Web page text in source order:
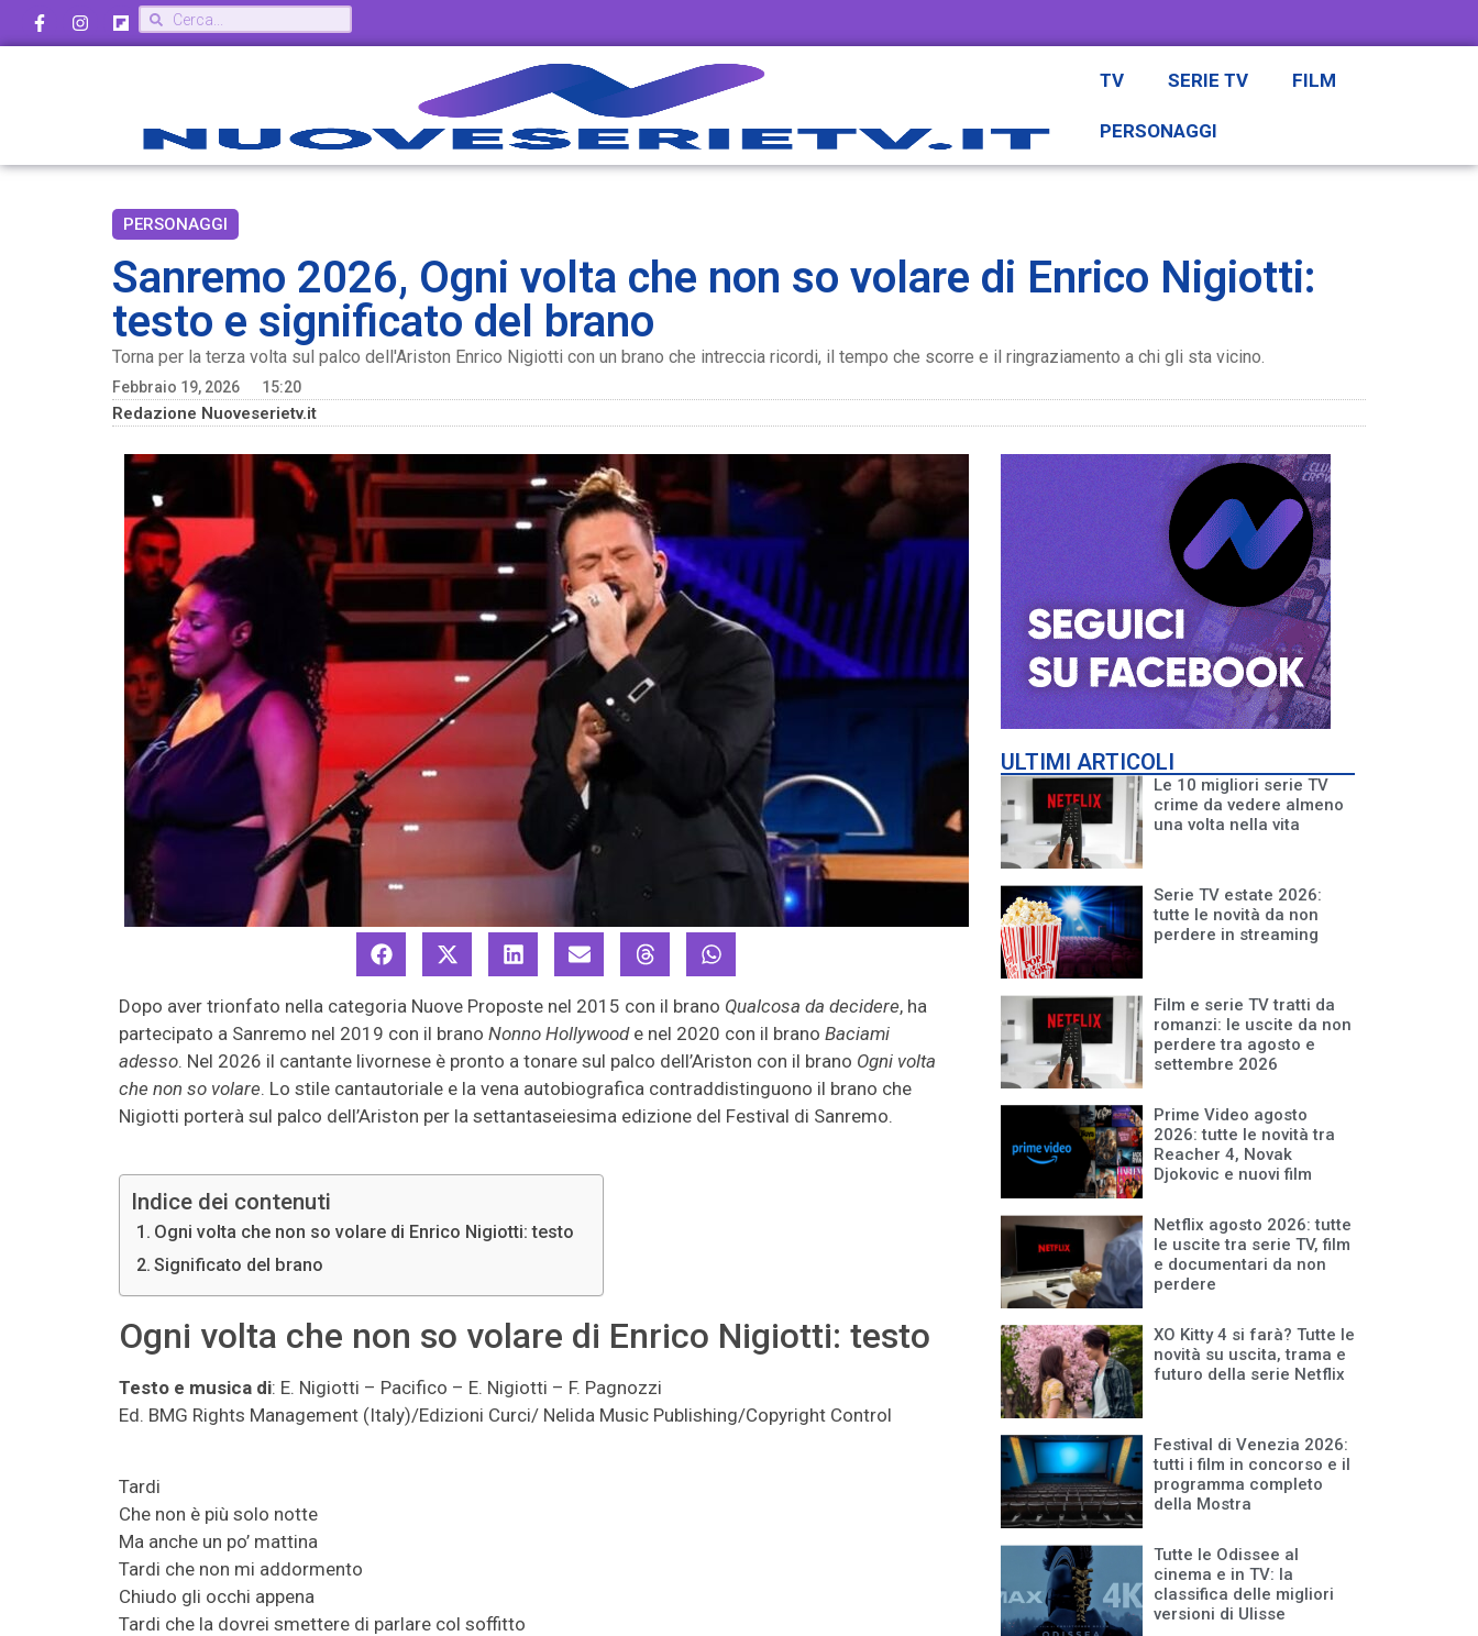
TV SERIE TV FILM
PERSONAGGI
PERSONAGGI
Sanremo 2026, Ogni volta che non so volare di Enrico Nigiotti:
testo e significato del brano
Torna per la terza volta sul palco dell'Ariston Enrico Nigiotti con un brano che intreccia ricordi, il tempo che scorre e il ringraziamento a chi gli sta vicino.
Febbraio 19, 2026 15:20
Redazione Nuoveserietv.it
Dopo aver trionfato nella categoria Nuove Proposte nel 2015 con il brano Qualcosa da decidere, ha
partecipato a Sanremo nel 2019 con il brano Nonno Hollywoode nel 2020 con il brano Baciami
adesso. Nel 2026 il cantante livornese è pronto a tonare sul palco dell’Ariston con il brano Ogni volta
che non so volare. Lo stile cantautoriale e la vena autobiografica contraddistinguono il brano che
Nigiotti porterà sul palco dell’Ariston per la settantaseiesima edizione del Festival di Sanremo.
Indice dei contenuti
Ogni volta che non so volare di Enrico Nigiotti: testo
Significato del brano
Ogni volta che non so volare di Enrico Nigiotti: testo
Testo e musica di: E. Nigiotti – Pacifico – E. Nigiotti – F. Pagnozzi
Ed. BMG Rights Management (Italy)/Edizioni Curci/ Nelida Music Publishing/Copyright Control
Tardi
Che non è più solo notte
Ma anche un po’ mattina
Tardi che non mi addormento
Chiudo gli occhi appena
Tardi che la dovrei smettere di parlare col soffitto
ULTIMI ARTICOLI
Le 10 migliori serie TV
crime da vedere almeno
una volta nella vita
Serie TV estate 2026:
tutte le novità da non
perdere in streaming
Film e serie TV tratti da
romanzi: le uscite da non
perdere tra agosto e
settembre 2026
Prime Video agosto
2026: tutte le novità tra
Reacher 4, Novak
Djokovic e nuovi film
Netflix agosto 2026: tutte
le uscite tra serie TV, film
e documentari da non
perdere
XO Kitty 4 si farà? Tutte le
novità su uscita, trama e
futuro della serie Netflix
Festival di Venezia 2026:
tutti i film in concorso e il
programma completo
della Mostra
Tutte le Odissee al
cinema e in TV: la
classifica delle migliori
versioni di Ulisse